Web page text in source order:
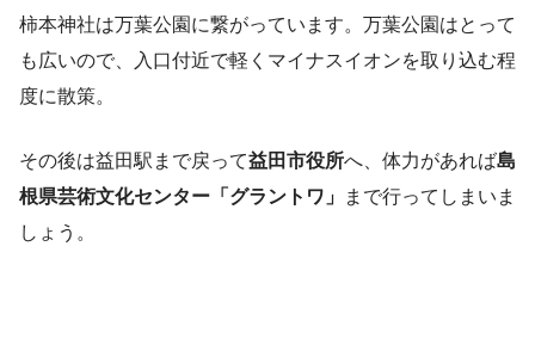
柿本神社は万葉公園に繋がっています。万葉公園はとって
も広いので、入口付近で軽くマイナスイオンを取り込む程
度に散策。
その後は益田駅まで戻って益田市役所へ、体力があれば島
根県芸術文化センター「グラントワ」
まで行ってしまいま
しょう。